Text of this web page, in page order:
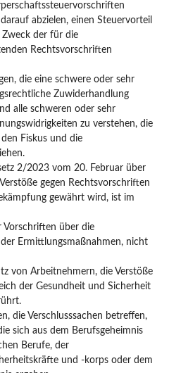
abzielen, einen Steuervorteil
Zweck der für die
Rechtsvorschriften
die eine schwere oder sehr
Zuwiderhandlung
alle schweren oder sehr
zu verstehen, die
Fiskus und die
2/2023 vom 20. Februar über
gegen Rechtsvorschriften
gewährt wird, ist im
Vorschriften über die
Ermittlungsmaßnahmen, nicht
von Arbeitnehmern, die Verstöße
der Gesundheit und Sicherheit
die Verschlusssachen betreffen,
sich aus dem Berufsgeheimnis
Berufe, der
und -korps oder dem